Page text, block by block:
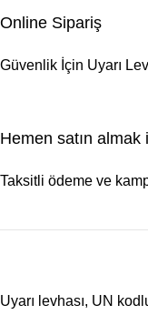
Online Sipariş
Güvenlik İçin Uyarı
Hemen satın almak
Taksitli ödeme ve
Uyarı levhası, UN